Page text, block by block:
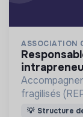
ASSOCIATION
responsable solution orientation
fragilisés
la
💡 Structure de